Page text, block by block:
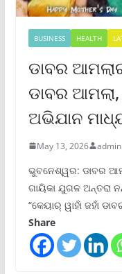
BUSINESS HEALTH
ଡାବର
ଡାବର ଆମଲା,
ଅଭିଯାନ
May 13, 2026 admin
ଭୁବନେଶ୍ୱର: ଡାବର
ଗାୟିକା ଯୁଗଳ ଅନ୍ତରା
“କେୟାର୍ ୱାହାଁ ଜହାଁ
Share